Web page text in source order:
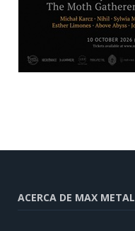
ACERCA DE MAX METAL